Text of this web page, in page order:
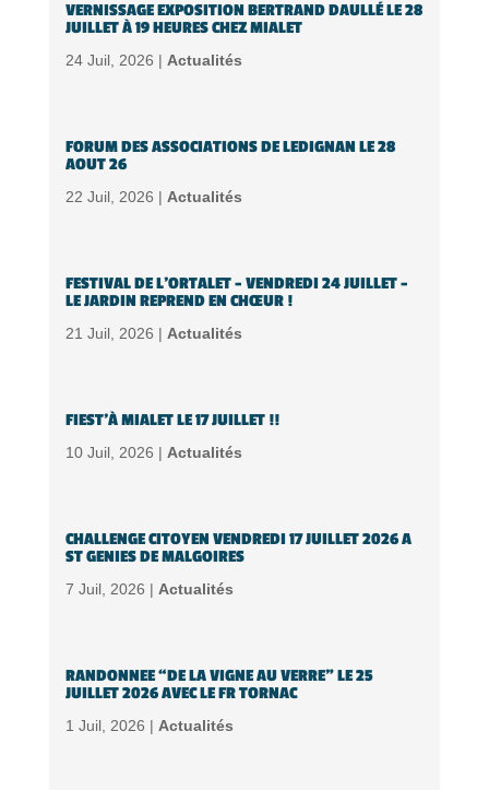
VERNISSAGE EXPOSITION BERTRAND DAULLÉ LE 28
JUILLET À 19 HEURES CHEZ MIALET
24 Juil, 2026 | Actualités
FORUM DES ASSOCIATIONS DE LEDIGNAN LE 28
AOUT 26
22 Juil, 2026 | Actualités
FESTIVAL DE L’ORTALET – VENDREDI 24 JUILLET –
LE JARDIN REPREND EN CHŒUR !
21 Juil, 2026 | Actualités
FIEST’À MIALET LE 17 JUILLET !!
10 Juil, 2026 | Actualités
CHALLENGE CITOYEN VENDREDI 17 JUILLET 2026 A
ST GENIES DE MALGOIRES
7 Juil, 2026 | Actualités
RANDONNEE “DE LA VIGNE AU VERRE” LE 25
JUILLET 2026 AVEC LE FR TORNAC
1 Juil, 2026 | Actualités